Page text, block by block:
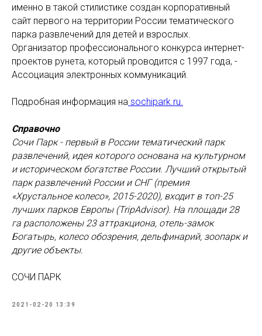
именно в такой стилистике создан корпоративный
сайт первого на территории России тематического
парка развлечений для детей и взрослых.
Организатор профессионального конкурса интернет-
проектов рунета, который проводится с 1997 года, -
Ассоциация электронных коммуникаций.
Подробная информация на sochipark.ru.
Справочно
Сочи Парк - первый в России тематический парк
развлечений, идея которого основана на культурном
и историческом богатстве России. Лучший открытый
парк развлечений России и СНГ (премия
«Хрустальное колесо», 2015-2020), входит в топ-25
лучших парков Европы (TripAdvisor). На площади 28
га расположены 23 аттракциона, отель-замок
Богатырь, колесо обозрения, дельфинарий, зоопарк и
другие объекты.
СОЧИ ПАРК
2021-02-20 13:39